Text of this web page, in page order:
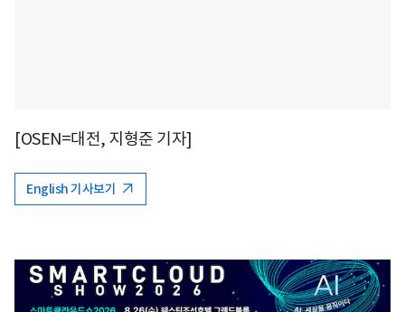
[OSEN=대전, 지형준 기자]
English 기사보기